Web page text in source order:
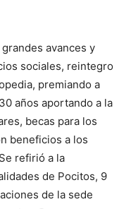
avances y
sociales, reintegro
premiando a
años aportando a la
becas para los
beneficios a los
refirió a la
de Pocitos, 9
de la sede